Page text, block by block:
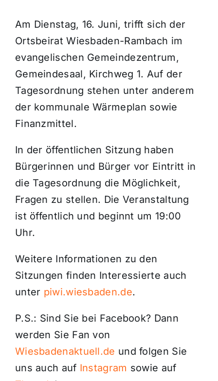
Am Dienstag, 16. Juni, trifft sich der
Ortsbeirat Wiesbaden-Rambach im
evangelischen Gemeindezentrum,
Gemeindesaal, Kirchweg 1. Auf der
Tagesordnung stehen unter anderem
der kommunale Wärmeplan sowie
Finanzmittel.
In der öffentlichen Sitzung haben
Bürgerinnen und Bürger vor Eintritt in
die Tagesordnung die Möglichkeit,
Fragen zu stellen. Die Veranstaltung
ist öffentlich und beginnt um 19:00
Uhr.
Weitere Informationen zu den
Sitzungen finden Interessierte auch
unter piwi.wiesbaden.de.
P.S.: Sind Sie bei Facebook? Dann
werden Sie Fan von
Wiesbadenaktuell.de und folgen Sie
uns auch auf Instagram sowie auf